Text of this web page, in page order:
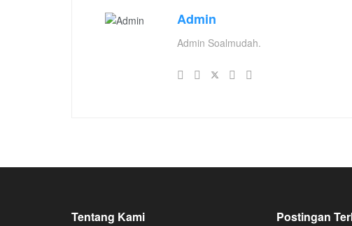
Admin
Admin Soalmudah.
Tentang Kami Postingan